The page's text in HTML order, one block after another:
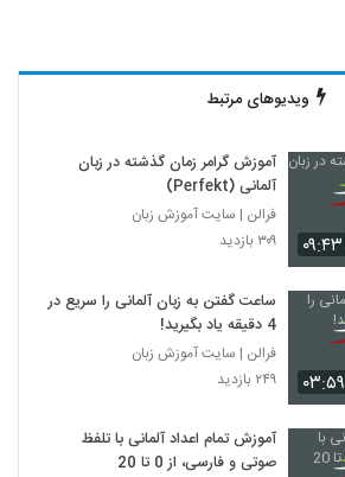
ویدیوهای مرتبط
۰۹:۴۳
آموزش گرامر زمان گذشته در زبان
آلمانی (Perfekt)
فرالن | سایت آموزش زبان
۳۰۹ بازدید
۰۳:۵۹
ساعت گفتن به زبان آلمانی را سریع در
4 دقیقه یاد بگیرید!
فرالن | سایت آموزش زبان
۲۴۹ بازدید
آموزش تمام اعداد آلمانی با تلفظ
صوتی و فارسی، از 0 تا 20